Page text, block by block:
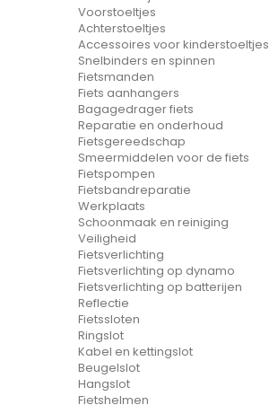
Voorstoeltjes
Achterstoeltjes
Accessoires voor kinderstoeltjes
Snelbinders en spinnen
Fietsmanden
Fiets aanhangers
Bagagedrager fiets
Reparatie en onderhoud
Fietsgereedschap
Smeermiddelen voor de fiets
Fietspompen
Fietsbandreparatie
Werkplaats
Schoonmaak en reiniging
Veiligheid
Fietsverlichting
Fietsverlichting op dynamo
Fietsverlichting op batterijen
Reflectie
Fietssloten
Ringslot
Kabel en kettingslot
Beugelslot
Hangslot
Fietshelmen